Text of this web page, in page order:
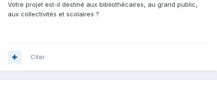
Votre projet est-il destiné aux bibliothécaires, au grand public,
aux collectivités et scolaires ?
Citer